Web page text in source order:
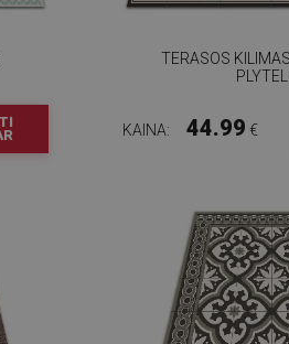
TERASOS
KAINA: 44.99 €